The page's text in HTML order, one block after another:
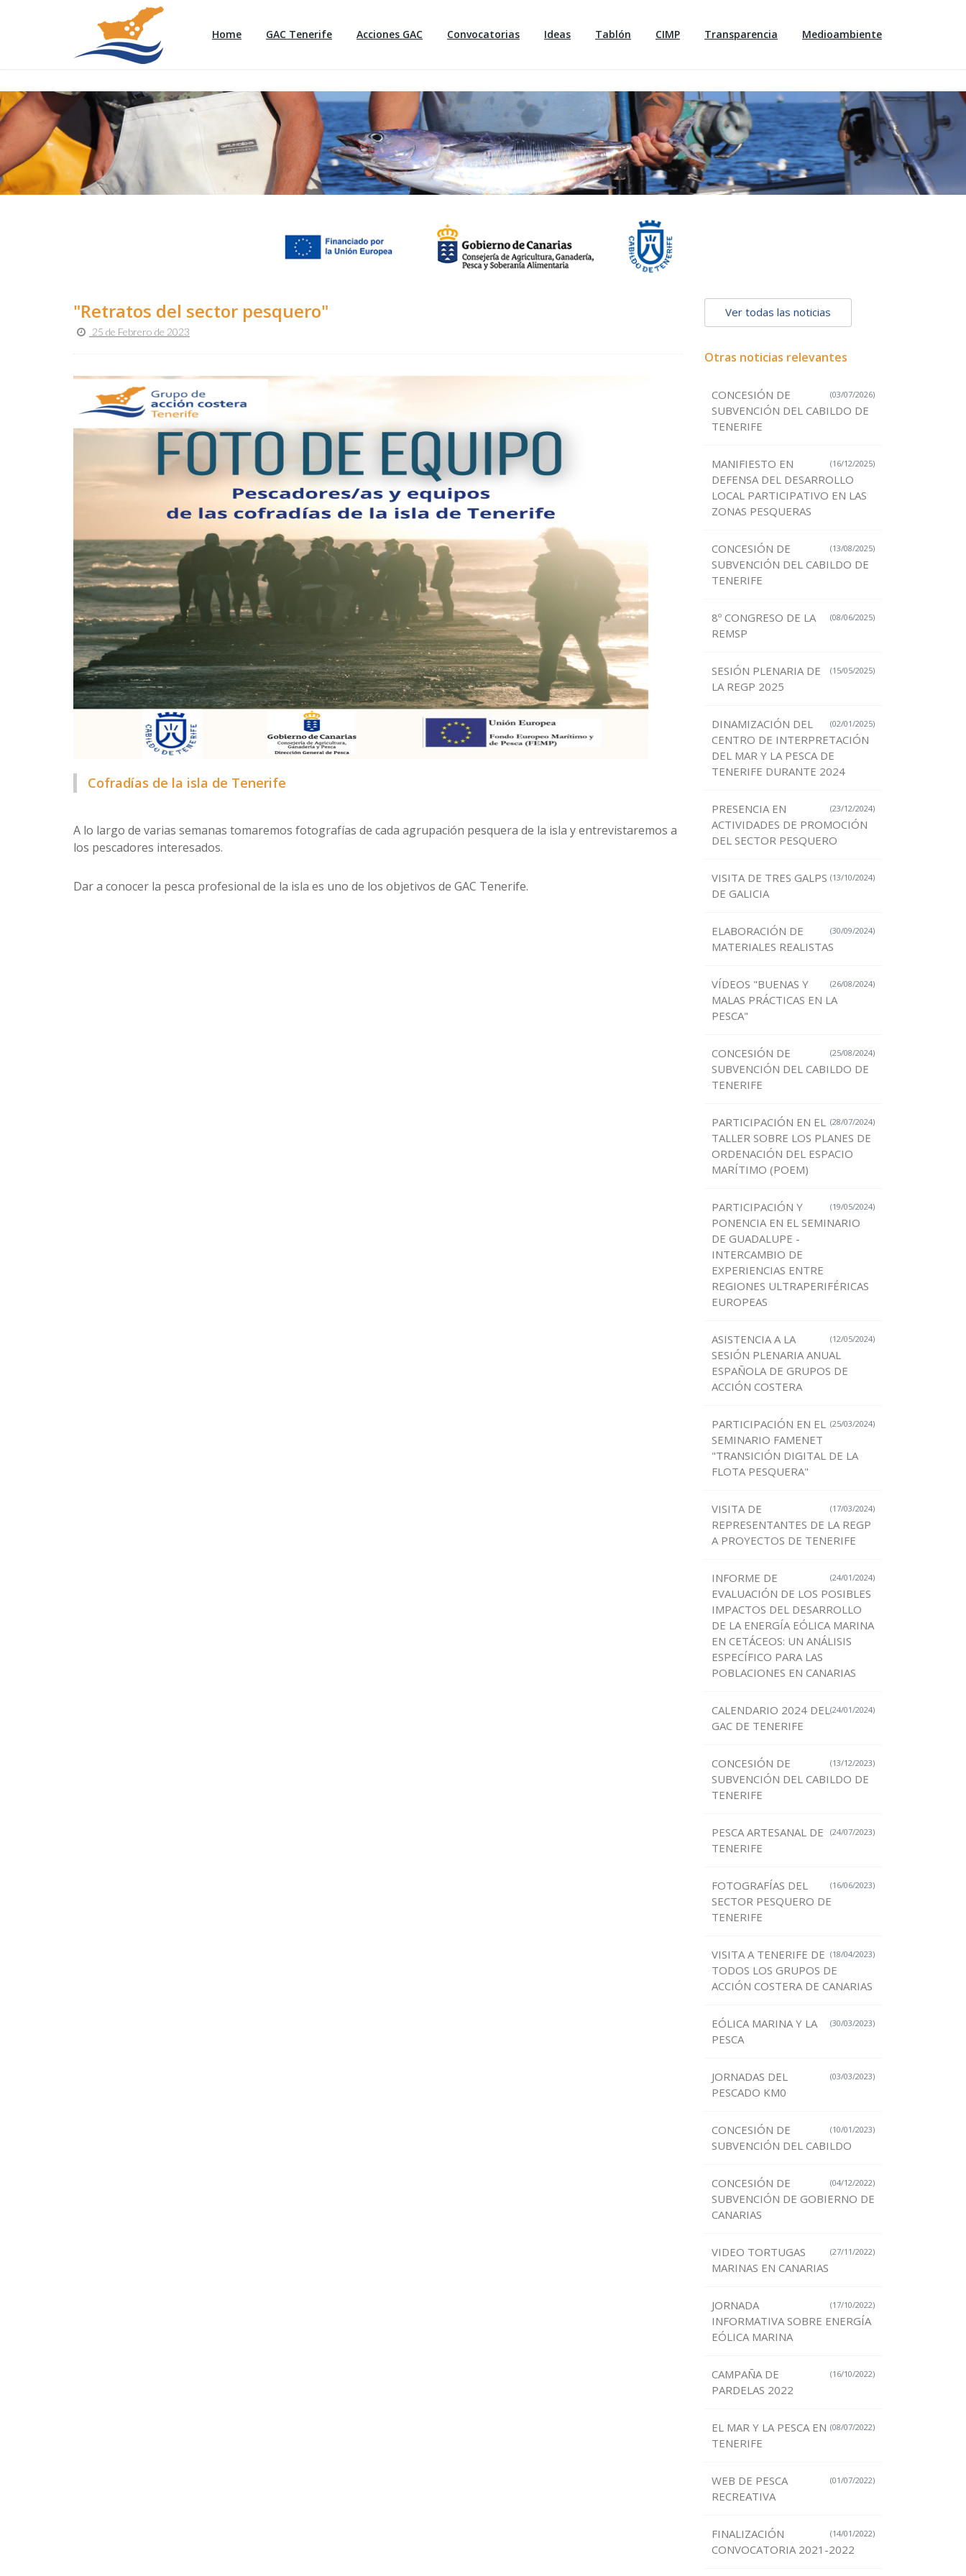
Home GAC Tenerife Acciones GAC Convocatorias Ideas Tablón CIMP Transparencia Medioambiente
"Retratos del sector pesquero"
25 de Febrero de 2023
Cofradías de la isla de Tenerife
A lo largo de varias semanas tomaremos fotografías de cada agrupación pesquera de la isla y entrevistaremos a
los pescadores interesados.
Dar a conocer la pesca profesional de la isla es uno de los objetivos de GAC Tenerife.
Ver todas las noticias
Otras noticias relevantes
(03/07/2026)
CONCESIÓN DE
SUBVENCIÓN DEL CABILDO DE
TENERIFE
(16/12/2025)
MANIFIESTO EN
DEFENSA DEL DESARROLLO
LOCAL PARTICIPATIVO EN LAS
ZONAS PESQUERAS
(13/08/2025)
CONCESIÓN DE
SUBVENCIÓN DEL CABILDO DE
TENERIFE
(08/06/2025)
8º CONGRESO DE LA
REMSP
(15/05/2025)
SESIÓN PLENARIA DE
LA REGP 2025
(02/01/2025)
DINAMIZACIÓN DEL
CENTRO DE INTERPRETACIÓN
DEL MAR Y LA PESCA DE
TENERIFE DURANTE 2024
(23/12/2024)
PRESENCIA EN
ACTIVIDADES DE PROMOCIÓN
DEL SECTOR PESQUERO
(13/10/2024)
VISITA DE TRES GALPS
DE GALICIA
(30/09/2024)
ELABORACIÓN DE
MATERIALES REALISTAS
(26/08/2024)
VÍDEOS "BUENAS Y
MALAS PRÁCTICAS EN LA
PESCA"
(25/08/2024)
CONCESIÓN DE
SUBVENCIÓN DEL CABILDO DE
TENERIFE
(28/07/2024)
PARTICIPACIÓN EN EL
TALLER SOBRE LOS PLANES DE
ORDENACIÓN DEL ESPACIO
MARÍTIMO (POEM)
(19/05/2024)
PARTICIPACIÓN Y
PONENCIA EN EL SEMINARIO
DE GUADALUPE -
INTERCAMBIO DE
EXPERIENCIAS ENTRE
REGIONES ULTRAPERIFÉRICAS
EUROPEAS
(12/05/2024)
ASISTENCIA A LA
SESIÓN PLENARIA ANUAL
ESPAÑOLA DE GRUPOS DE
ACCIÓN COSTERA
(25/03/2024)
PARTICIPACIÓN EN EL
SEMINARIO FAMENET
"TRANSICIÓN DIGITAL DE LA
FLOTA PESQUERA"
(17/03/2024)
VISITA DE
REPRESENTANTES DE LA REGP
A PROYECTOS DE TENERIFE
(24/01/2024)
INFORME DE
EVALUACIÓN DE LOS POSIBLES
IMPACTOS DEL DESARROLLO
DE LA ENERGÍA EÓLICA MARINA
EN CETÁCEOS: UN ANÁLISIS
ESPECÍFICO PARA LAS
POBLACIONES EN CANARIAS
(24/01/2024)
CALENDARIO 2024 DEL
GAC DE TENERIFE
(13/12/2023)
CONCESIÓN DE
SUBVENCIÓN DEL CABILDO DE
TENERIFE
(24/07/2023)
PESCA ARTESANAL DE
TENERIFE
(16/06/2023)
FOTOGRAFÍAS DEL
SECTOR PESQUERO DE
TENERIFE
(18/04/2023)
VISITA A TENERIFE DE
TODOS LOS GRUPOS DE
ACCIÓN COSTERA DE CANARIAS
(30/03/2023)
EÓLICA MARINA Y LA
PESCA
(03/03/2023)
JORNADAS DEL
PESCADO KM0
(10/01/2023)
CONCESIÓN DE
SUBVENCIÓN DEL CABILDO
(04/12/2022)
CONCESIÓN DE
SUBVENCIÓN DE GOBIERNO DE
CANARIAS
(27/11/2022)
VIDEO TORTUGAS
MARINAS EN CANARIAS
(17/10/2022)
JORNADA
INFORMATIVA SOBRE ENERGÍA
EÓLICA MARINA
(16/10/2022)
CAMPAÑA DE
PARDELAS 2022
(08/07/2022)
EL MAR Y LA PESCA EN
TENERIFE
(01/07/2022)
WEB DE PESCA
RECREATIVA
(14/01/2022)
FINALIZACIÓN
CONVOCATORIA 2021-2022